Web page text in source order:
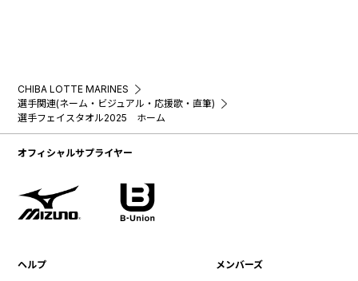
CHIBA LOTTE MARINES
選手関連(ネーム・ビジュアル・応援歌・直筆)
選手フェイスタオル2025 ホーム
オフィシャルサプライヤー
ヘルプ メンバーズ